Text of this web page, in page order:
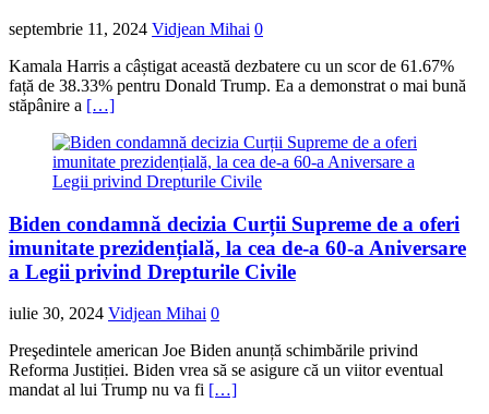
septembrie 11, 2024 Vidjean Mihai 0
Kamala Harris a câștigat această dezbatere cu un scor de 61.67%
față de 38.33% pentru Donald Trump. Ea a demonstrat o mai bună
stăpânire a […]
Biden condamnă decizia Curții Supreme de a oferi
imunitate prezidențială, la cea de-a 60-a Aniversare
a Legii privind Drepturile Civile
iulie 30, 2024 Vidjean Mihai 0
Preşedintele american Joe Biden anunță schimbările privind
Reforma Justiției. Biden vrea să se asigure că un viitor eventual
mandat al lui Trump nu va fi […]